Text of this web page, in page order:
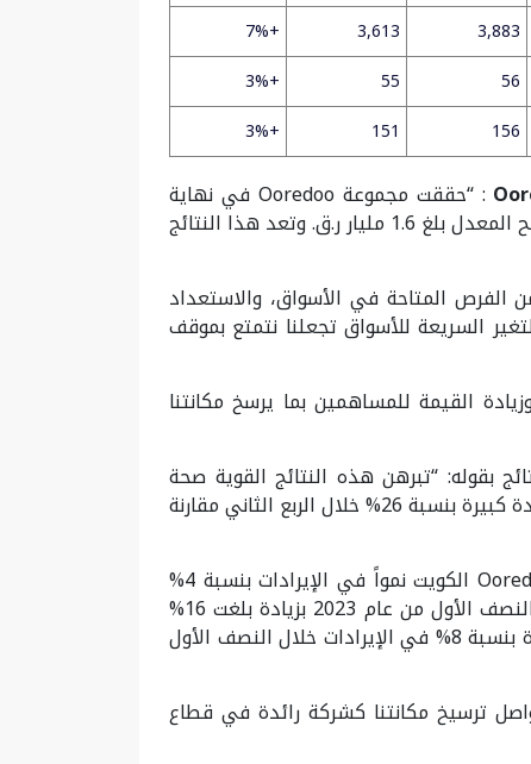
3,883
3,613
+7%
56
55
+3%
156
151
+3%
: “حققت مجموعة Ooredoo في نهاية
النصف الأول من عام 2023 أداء متميز حيث بلغت الإيرادات 11.4 مليار ر.ق، وسجلت ارتفاعاً ملموساً في صافي الربح المعدل بلغ 1.6 مليار ر.ق. وتعد هذا النتائج
الفرص المتاحة في الأسواق، والاستعداد
السريعة للأسواق تجعلنا نتمتع بموقف
القيمة للمساهمين بما يرسخ مكانتنا
بقوله: “تبرهن هذه النتائج القوية صحة
استراتيجيتنا التي تركز على التميز التشغيلي وتضع خدمة العملاء في صلبها. لقد سجل صافي الربح المعدل زيادة كبيرة بنسبة 26% خلال الربع الثاني مقارنة
نحن نعتز كثيراً بموظفينا إذ أسهم تفانيهم في العمل في تحقيق هذا الأداء الإيجابي لعملياتنا. وسجلت Ooredoo الكويت نمواً في الإيرادات بنسبة 4%
مقارنة بالعام السابق لتصل إلى 1.5 مليار ر.ق تقريباً. في حين سجلت آسياسل ارتفاعاً قوياً في الإيرادات خلال النصف الأول من عام 2023 بزيادة بلغت 16%
مقارنة بالعام السابق لتصل إلى ما يزيد على 2.0 مليار ر.ق. بالإضافة إلى ذلك، فقد حققت Ooredoo الجزائر زيادة بنسبة 8% في الإيرادات خلال النصف الأول
ترسيخ مكانتنا كشركة رائدة في قطاع